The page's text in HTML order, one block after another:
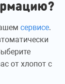
сервисе.
от хлопот с